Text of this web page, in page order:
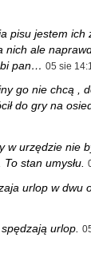
pisu jestem ich
nich ale
pan… 05 sie
go nie chcą ,
do gry na
w urzędzie nie
stan umysłu.
urlop w dwu
urlop.